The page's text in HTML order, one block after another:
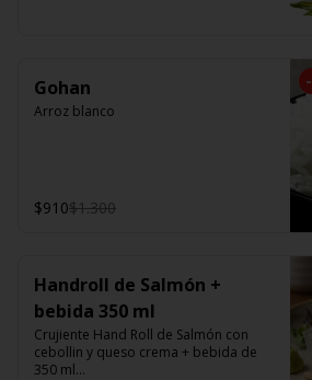
-
Gohan
Arroz blanco
$910$1.300
Handroll de Salmón +
bebida 350 ml
Crujiente Hand Roll de Salmón con
cebollin y queso crema + bebida de
350 ml